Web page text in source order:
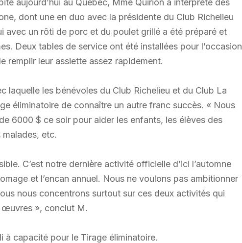
dont une en duo avec la présidente du Club Richelieu
avec un rôti de porc et du poulet grillé a été préparé et
Deux tables de service ont été installées pour l’occasion
remplir leur assiette assez rapidement.
laquelle les bénévoles du Club Richelieu et du Club La
éliminatoire de connaître un autre franc succès. « Nous
6000 $ ce soir pour aider les enfants, les élèves des
etc.
C’est notre dernière activité officielle d’ici l’automne
et l’encan annuel. Nous ne voulons pas ambitionner
nous concentrons surtout sur ces deux activités qui
», conclut M.
à capacité pour le Tirage éliminatoire.